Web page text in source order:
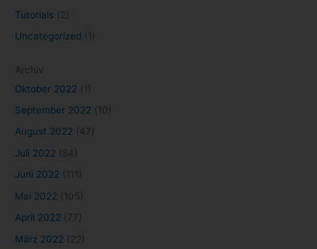
Tutorials
Uncategorized
Oktober 2022
September 2022
August 2022
Juli 2022
Juni 2022
Mai 2022
April 2022
März 2022